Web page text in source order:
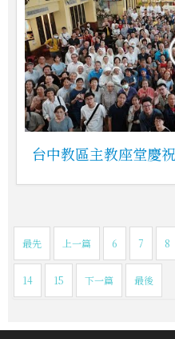
台中教區主教座堂慶
最先 上一篇 6 7 8
14 15 下一篇 最後